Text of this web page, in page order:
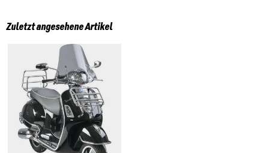
Zuletzt angesehene Artikel